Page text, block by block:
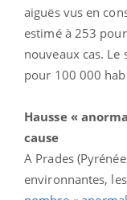
aiguës vus en
estimé à 253
nouveaux cas.
pour 100 000
Hausse «
cause
A Prades
environnantes,